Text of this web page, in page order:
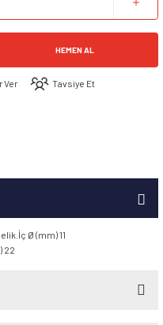
HEMEN AL
Ver Tavsiye Et
Ø (mm) 11
22